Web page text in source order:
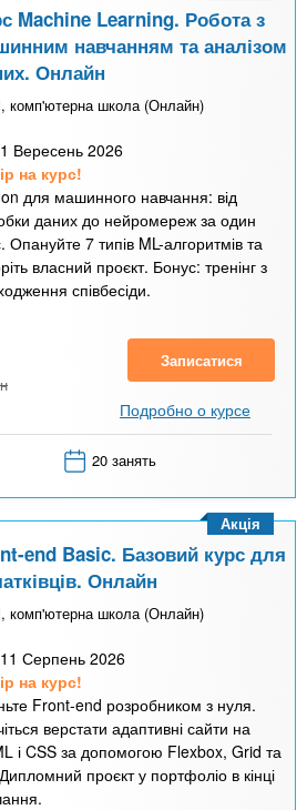
Machine Learning. Робота з
навчанням та аналізом
Онлайн
комп'ютерна школа (Онлайн)
1 Вересень 2026
на курс!
для машинного навчання: від
даних до нейромереж за один
Опануйте 7 типів ML-алгоритмів та
власний проєкт. Бонус: тренінг з
співбесіди.
Записатися
Подробно о курсе
20 занять
end Basic. Базовий курс для
Онлайн
комп'ютерна школа (Онлайн)
11 Серпень 2026
на курс!
Front-end розробником з нуля.
верстати адаптивні сайти на
і CSS за допомогою Flexbox, Grid та
проєкт у портфоліо в кінці
Акція